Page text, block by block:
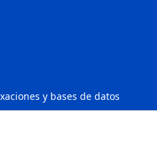
y bases de datos